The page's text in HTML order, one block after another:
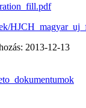
2013-12-13